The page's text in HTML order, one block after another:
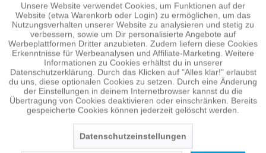
ÄHNLICHE ARTIKEL
Diese Artikel sind dem Produkt ähnlich ...mehr
Persönliche Empfehlungen
Funktionale Aktiv
Tracking Inaktiv
Personalisierung Inaktiv
Service Inaktiv
Unsere Website verwendet Cookies, um Funktionen auf der
Website (etwa Warenkorb oder Login) zu ermöglichen, um das
Nutzungsverhalten unserer Website zu analysieren und stetig zu
verbessern, sowie um Dir personalisierte Angebote auf
Werbeplattformen Dritter anzubieten. Zudem liefern diese Cookies
Erkenntnisse für Werbeanalysen und Affiliate-Marketing. Weitere
Informationen zu Cookies erhältst du in unserer
Datenschutzerklärung. Durch das Klicken auf "Alles klar!" erlaubst
du uns, diese optionalen Cookies zu setzen. Durch eine Änderung
der Einstellungen in deinem Internetbrowser kannst du die
Übertragung von Cookies deaktivieren oder einschränken. Bereits
gespeicherte Cookies können jederzeit gelöscht werden.
Datenschutzeinstellungen